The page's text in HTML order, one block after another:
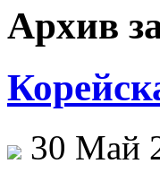
Архив
30 Май